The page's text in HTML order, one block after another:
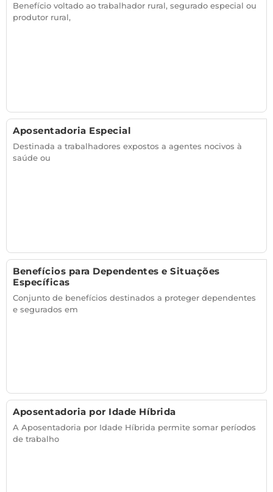
Benefício voltado ao trabalhador rural, segurado especial ou
produtor rural,
Aposentadoria Especial
Destinada a trabalhadores expostos a agentes nocivos à
saúde ou
Benefícios para Dependentes e Situações
Específicas
Conjunto de benefícios destinados a proteger dependentes
e segurados em
Aposentadoria por Idade Híbrida
A Aposentadoria por Idade Híbrida permite somar períodos
de trabalho